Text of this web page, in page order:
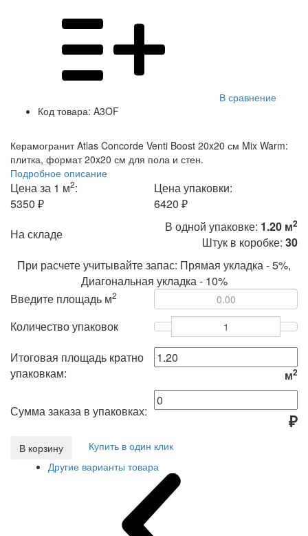
В сравнение
Код товара: A3OF
Керамогранит Atlas Concorde Venti Boost 20x20 см Mix Warm:
плитка, формат 20x20 см для пола и стен.
Подробное описание
Цена за 1 м2:
5350 ₽
Цена упаковки:
6420 ₽
На складе
В одной упаковке: 1.20 м2
Штук в коробке: 30
При расчете учитывайте запас: Прямая укладка - 5%,
Диагональная укладка - 10%
Введите площадь м2
Количество упаковок
Итоговая площадь кратно
упаковкам:
м2
Сумма заказа в упаковках: ₽
В корзину
Купить в один клик
Другие варианты товара